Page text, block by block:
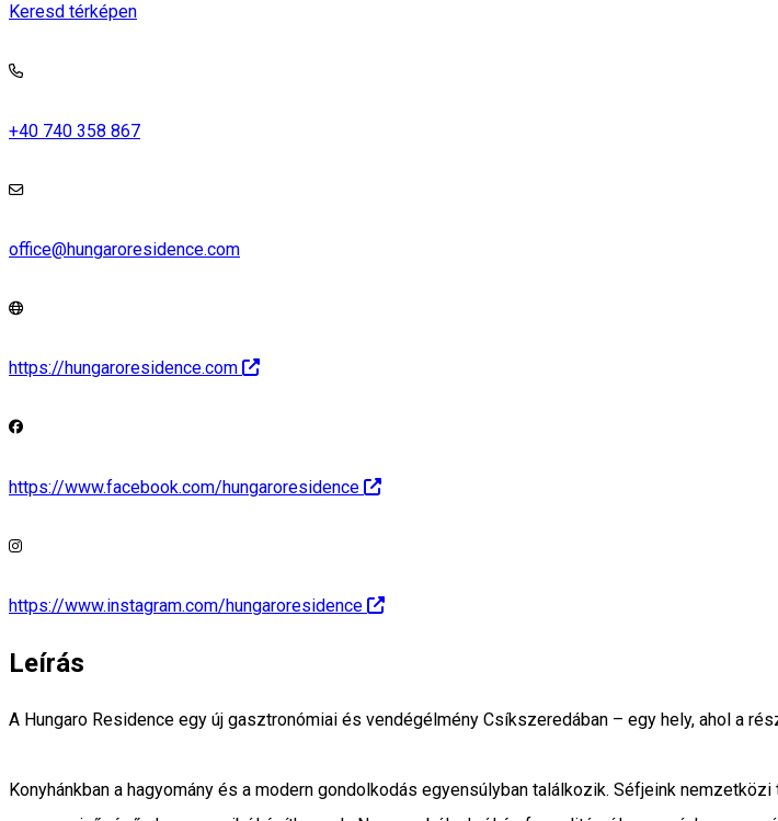
Keresd térképen
+40 740 358 867
office@hungaroresidence.com
https://hungaroresidence.com
https://www.facebook.com/hungaroresidence
https://www.instagram.com/hungaroresidence
Leírás
A Hungaro Residence egy új gasztronómiai és vendégélmény Csíkszeredában – egy hely, ahol a
Konyhánkban a hagyomány és a modern gondolkodás egyensúlyban találkozik. Séfjeink